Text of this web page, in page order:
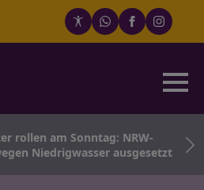
rollen am Sonntag: NRW-
Niedrigwasser ausgesetzt